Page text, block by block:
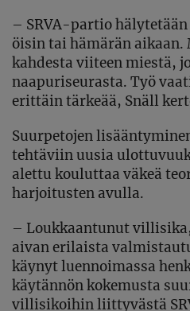
– SRVA-partio
öisin tai hämärän aikaan.
kahdesta viiteen miestä,
naapuriseurasta. Työ
erittäin tärkeää, Snäll
Suurpetojen
tehtäviin uusia
alettu kouluttaa väkeä
harjoitusten avulla.
– Loukkaantunut
aivan erilaista
käynyt luennoimassa
käytännön kokemusta
villisikoihin liittyvästä